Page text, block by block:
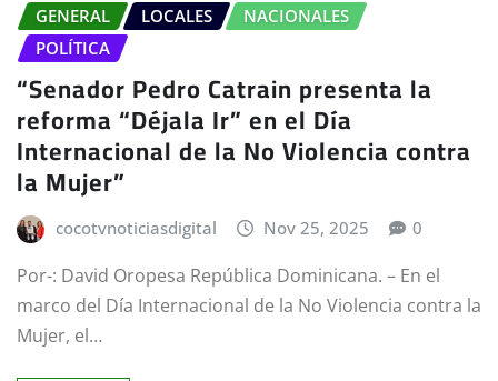
GENERAL LOCALES
NACIONALES
POLÍTICA
“Senador Pedro Catrain presenta la
reforma “Déjala Ir” en el Día
Internacional de la No Violencia contra
la Mujer”
cocotvnoticiasdigital Nov 25, 2025 0
Por-: David Oropesa República Dominicana. – En el
marco del Día Internacional de la No Violencia contra la
Mujer, el…